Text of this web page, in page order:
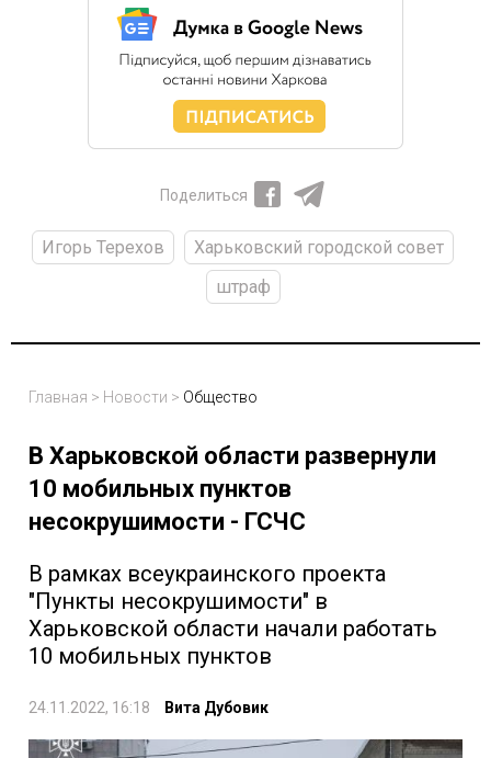
Поделиться
Игорь Терехов
Харьковский городской совет
штраф
Главная > Новости > Общество
В Харьковской области развернули
10 мобильных пунктов
несокрушимости - ГСЧС
В рамках всеукраинского проекта
"Пункты несокрушимости" в
Харьковской области начали работать
10 мобильных пунктов
24.11.2022, 16:18 Вита Дубовик